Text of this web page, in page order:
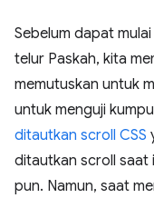
Sebelum dapat
telur Paskah, kita
memutuskan untuk
untuk menguji
ditautkan scroll CSS
ditautkan scroll saat
pun. Namun, saat